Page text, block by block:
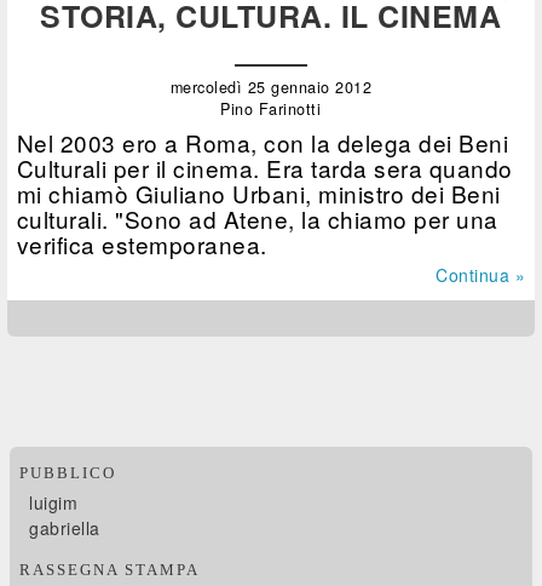
STORIA, CULTURA. IL CINEMA
mercoledì 25 gennaio 2012
Pino Farinotti
Nel 2003 ero a Roma, con la delega dei Beni
Culturali per il cinema. Era tarda sera quando
mi chiamò Giuliano Urbani, ministro dei Beni
culturali. "Sono ad Atene, la chiamo per una
verifica estemporanea.
Continua »
PUBBLICO
luigim
gabriella
RASSEGNA STAMPA